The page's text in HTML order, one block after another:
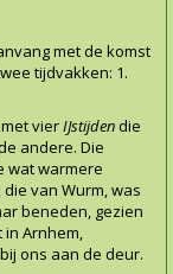
met de komst
tijdvakken: 1.
vierIJstijdendie
andere. Die
wat warmere
die van Wurm, was
beneden, gezien
in Arnhem,
ons aan de deur.